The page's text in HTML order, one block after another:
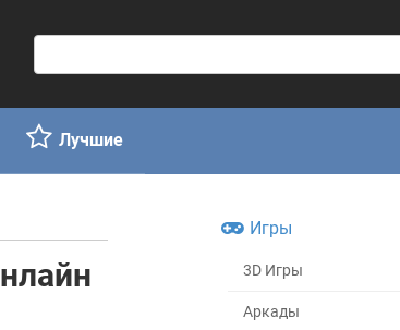
о
с
к
:
Лучшие
Игры
3D Игры
Аркады